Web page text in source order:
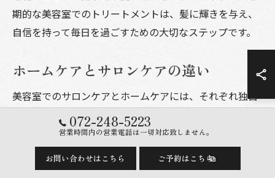
期的な美容室でのトリートメントは、髪に輝きを与え、
自信を持って毎日を過ごすための大切なステップです。
ホームケアとサロンケアの違い
美容室でのサロンケアとホームケアには、それぞれ独自
の役割と効果があります。美容室では、プロの手による
高度な技術と専門的な製品を使って、髪の深部までアプ
ローチすることが可能です。一方、ホームケアは日常的
に続けられる手軽さが魅力ですが、その効果を最大限に
072-248-5223
営業時間内の営業電話は一切対応致しません。
お問い合わせはこちら ご予約はこちら